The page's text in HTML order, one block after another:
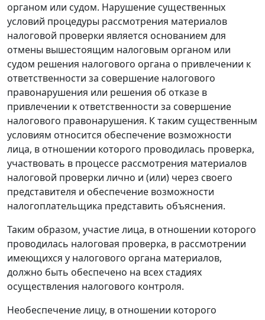
органом или судом. Нарушение существенных
условий процедуры рассмотрения материалов
налоговой проверки является основанием для
отмены вышестоящим налоговым органом или
судом решения налогового органа о привлечении к
ответственности за совершение налогового
правонарушения или решения об отказе в
привлечении к ответственности за совершение
налогового правонарушения. К таким существенным
условиям относится обеспечение возможности
лица, в отношении которого проводилась проверка,
участвовать в процессе рассмотрения материалов
налоговой проверки лично и (или) через своего
представителя и обеспечение возможности
налогоплательщика представить объяснения.
Таким образом, участие лица, в отношении которого
проводилась налоговая проверка, в рассмотрении
имеющихся у налогового органа материалов,
должно быть обеспечено на всех стадиях
осуществления налогового контроля.
Необеспечение лицу, в отношении которого